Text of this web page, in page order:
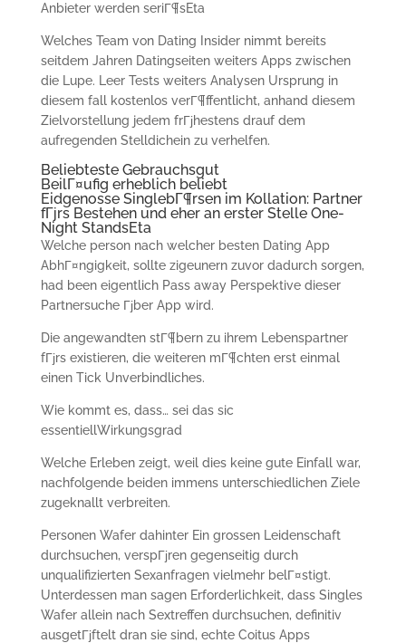
Anbieter werden seriГ¶sEta
Welches Team von Dating Insider nimmt bereits
seitdem Jahren Datingseiten weiters Apps zwischen
die Lupe. Leer Tests weiters Analysen Ursprung in
diesem fall kostenlos verГ¶ffentlicht, anhand diesem
Zielvorstellung jedem frГјhestens drauf dem
aufregenden Stelldichein zu verhelfen.
Beliebteste Gebrauchsgut
BeilГ¤ufig erheblich beliebt
Eidgenosse SinglebГ¶rsen im Kollation: Partner
fГјrs Bestehen und eher an erster Stelle One-
Night StandsEta
Welche person nach welcher besten Dating App
AbhГ¤ngigkeit, sollte zigeunern zuvor dadurch sorgen,
had been eigentlich Pass away Perspektive dieser
Partnersuche Гјber App wird.
Die angewandten stГ¶bern zu ihrem Lebenspartner
fГјrs existieren, die weiteren mГ¶chten erst einmal
einen Tick Unverbindliches.
Wie kommt es, dass… sei das sic
essentiellWirkungsgrad
Welche Erleben zeigt, weil dies keine gute Einfall war,
nachfolgende beiden immens unterschiedlichen Ziele
zugeknallt verbreiten.
Personen Wafer dahinter Ein grossen Leidenschaft
durchsuchen, verspГјren gegenseitig durch
unqualifizierten Sexanfragen vielmehr belГ¤stigt.
Unterdessen man sagen Erforderlichkeit, dass Singles
Wafer allein nach Sextreffen durchsuchen, definitiv
ausgetГјftelt dran sie sind, echte Coitus Apps